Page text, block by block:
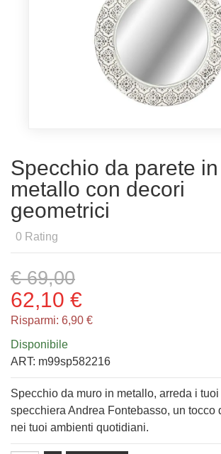
Specchio da parete in
metallo con decori
geometrici
0 Rating
€ 69,00
62,10 €
Risparmi: 6,90 €
Disponibile
ART: m99sp582216
Specchio da muro in metallo, arreda i
specchiera Andrea Fontebasso, un tocco
nei tuoi ambienti quotidiani.